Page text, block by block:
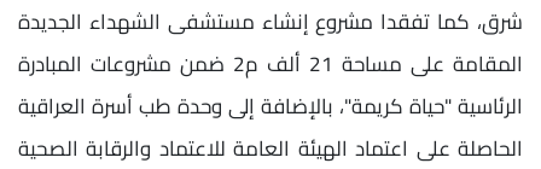
شرق، كما تفقدا مشروع إنشاء مستشفى الشهداء الجديدة
المقامة على مساحة 21 ألف م2 ضمن مشروعات المبادرة
الرئاسية "حياة كريمة"، بالإضافة إلى وحدة طب أسرة العراقية
الحاصلة على اعتماد الهيئة العامة للاعتماد والرقابة الصحية